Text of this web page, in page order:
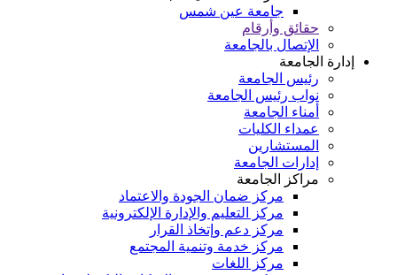
جامعة عين شمس
حقائق وأرقام
الإتصال بالجامعة
إدارة الجامعة
رئيس الجامعة
نواب رئيس الجامعة
أمناء الجامعة
عمداء الكليات
المستشارين
إدارات الجامعة
مراكز الجامعة
مركز ضمان الجودة والاعتماد
مركز التعليم والإدارة الإلكترونية
مركز دعم وإتخاذ القرار
مركز خدمة وتنمية المجتمع
مركز اللغات